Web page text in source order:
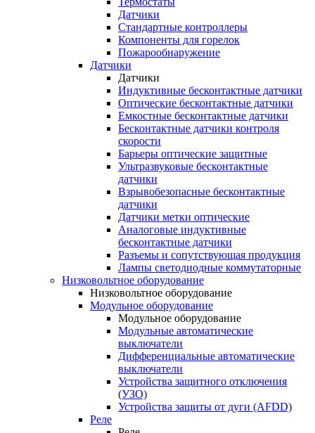
Датчики
Стандартные контроллеры
Компоненты для горелок
Пожарообнаружение
Датчики
Датчики
Индуктивные бесконтактные датчики
Оптические бесконтактные датчики
Емкостные бесконтактные датчики
Бесконтактные датчики контроля
скорости
Барьеры оптические защитные
Ультразвуковые бесконтактные
датчики
Взрывобезопасные бесконтактные
датчики
Датчики метки оптические
Аналоговые индуктивные
бесконтактные датчики
Разъемы и сопутствующая продукция
Лампы светодиодные коммутаторные
Низковольтное оборудование
Низковольтное оборудование
Модульное оборудование
Модульное оборудование
Модульные автоматические
выключатели
Дифференциальные автоматические
выключатели
Устройства защитного отключения
(УЗО)
Устройства защиты от дуги (AFDD)
Реле